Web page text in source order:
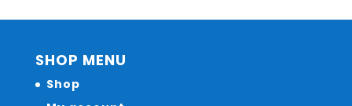
SHOP MENU
Shop